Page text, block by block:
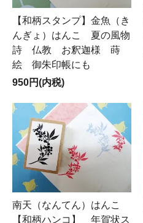
【和柄スタンプ】金魚（き
んぎょ）はんこ 夏の風物
詩 仏教 お釈迦様 蒔
絵 御朱印帳にも
950円(内税)
南天（なんてん）はんこ
【和柄ハンコ】 年賀状ス